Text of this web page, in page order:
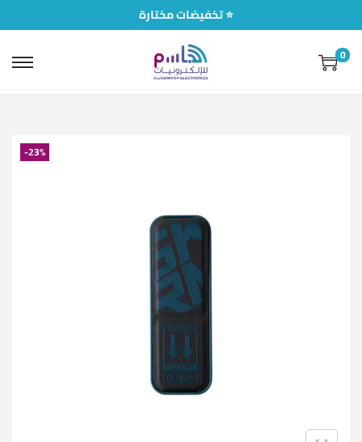
تخفيضات مختارة ⭐
0
-23%